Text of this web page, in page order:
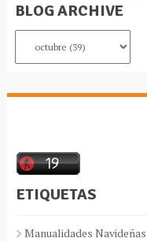
BLOG ARCHIVE
ETIQUETAS
Manualidades Navideñas